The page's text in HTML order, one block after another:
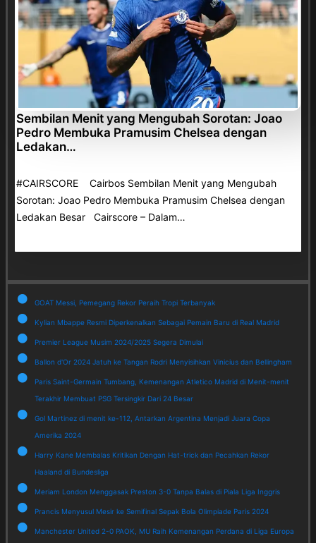
Sembilan Menit yang Mengubah Sorotan: Joao
Pedro Membuka Pramusim Chelsea dengan
Ledakan…
#CAIRSCORE Cairbos Sembilan Menit yang Mengubah
Sorotan: Joao Pedro Membuka Pramusim Chelsea dengan
Ledakan Besar Cairscore – Dalam…
GOAT Messi, Pemegang Rekor Peraih Tropi Terbanyak
Kylian Mbappe Resmi Diperkenalkan Sebagai Pemain Baru di Real Madrid
Premier League Musim 2024/2025 Segera Dimulai
Ballon d'Or 2024 Jatuh ke Tangan Rodri Menyisihkan Vinicius dan Bellingham
Paris Saint-Germain Tumbang, Kemenangan Atletico Madrid di Menit-menit
Terakhir Membuat PSG Tersingkir Dari 24 Besar
Gol Martinez di menit ke-112, Antarkan Argentina Menjadi Juara Copa
Amerika 2024
Harry Kane Membalas Kritikan Dengan Hat-trick dan Pecahkan Rekor
Haaland di Bundesliga
Meriam London Menggasak Preston 3-0 Tanpa Balas di Piala Liga Inggris
Prancis Menyusul Mesir ke Semifinal Sepak Bola Olimpiade Paris 2024
Manchester United 2-0 PAOK, MU Raih Kemenangan Perdana di Liga Europa